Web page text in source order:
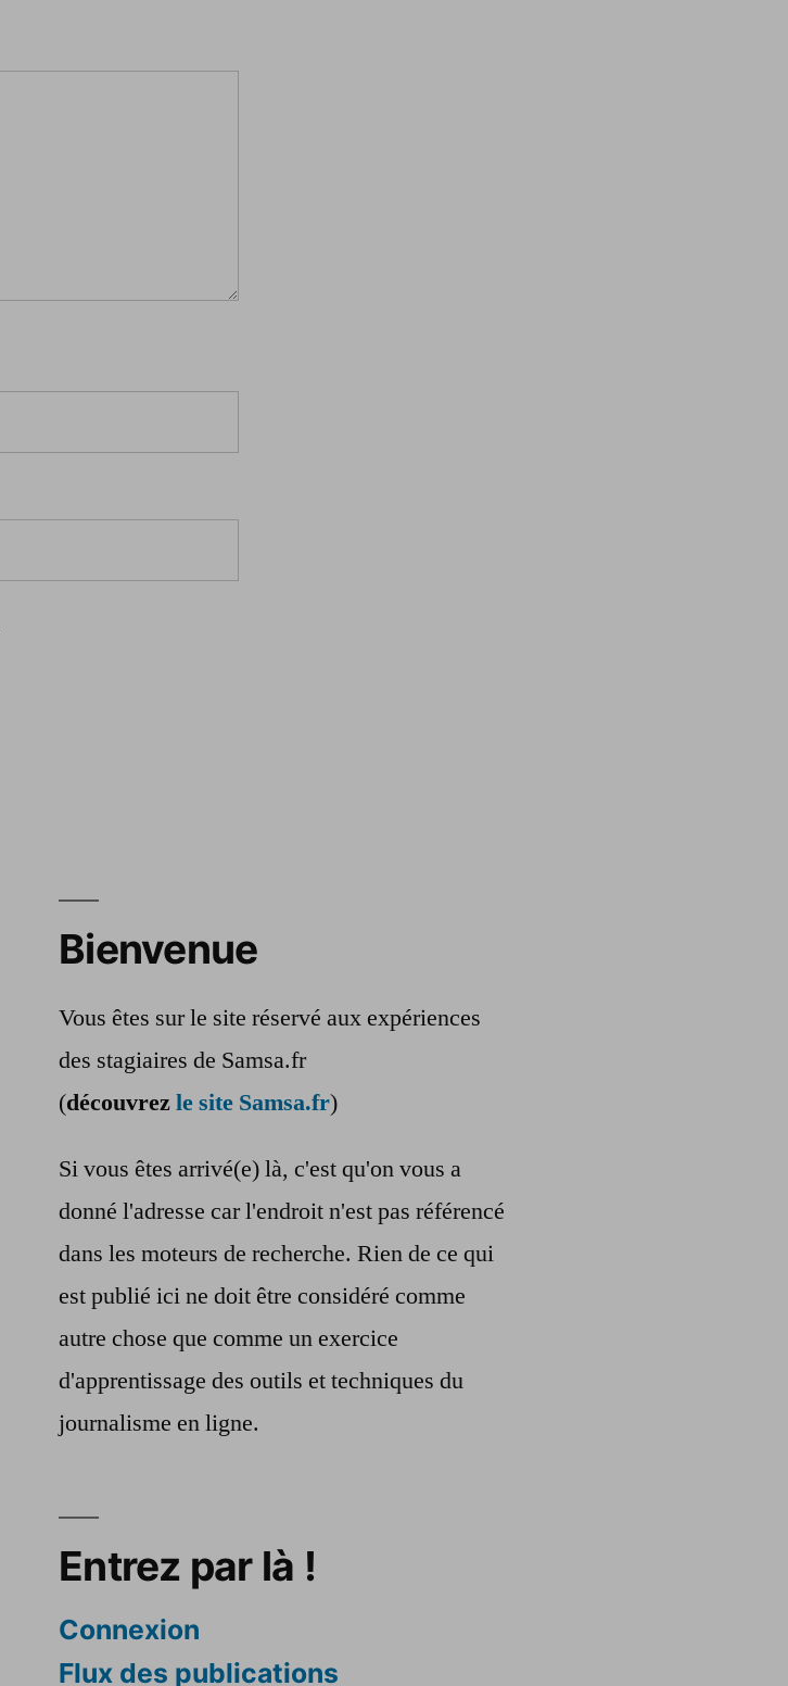
Bienvenue
Vous êtes sur le site réservé aux expériences
des stagiaires de Samsa.fr
(découvrezle site Samsa.fr)
Si vous êtes arrivé(e) là, c'est qu'on vous a
donné l'adresse car l'endroit n'est pas référencé
dans les moteurs de recherche. Rien de ce qui
est publié ici ne doit être considéré comme
autre chose que comme un exercice
d'apprentissage des outils et techniques du
journalisme en ligne.
Entrez par là !
Connexion
Flux des publications